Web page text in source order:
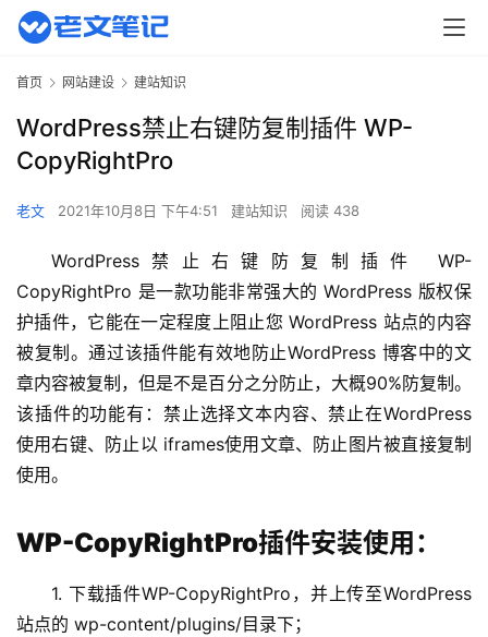
首页 网站建设 建站知识
WordPress禁止右键防复制插件 WP-
CopyRightPro
老文 2021年10月8日 下午4:51 建站知识 阅读 438
WordPress禁止右键防复制插件 WP-
CopyRightPro 是一款功能非常强大的 WordPress 版权保
护插件，它能在一定程度上阻止您 WordPress 站点的内容
被复制。通过该插件能有效地防止WordPress 博客中的文
章内容被复制，但是不是百分之分防止，大概90%防复制。
该插件的功能有：禁止选择文本内容、禁止在WordPress
使用右键、防止以 iframes使用文章、防止图片被直接复制
使用。
WP-CopyRightPro插件安装使用：
1. 下载插件WP-CopyRightPro，并上传至WordPress
站点的 wp-content/plugins/目录下；